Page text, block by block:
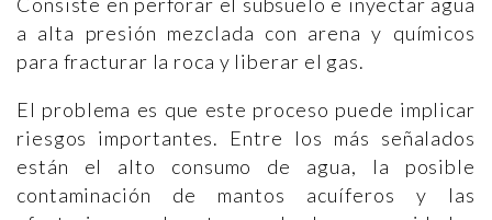
a alta presión mezclada con arena y químicos
para fracturar la roca y liberar el gas.
El problema es que este proceso puede implicar
riesgos importantes. Entre los más señalados
están el alto consumo de agua, la posible
contaminación de mantos acuíferos y las